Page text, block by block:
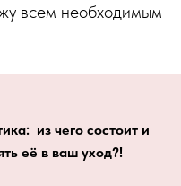
всем необходимым
из чего состоит и
её в ваш уход?!